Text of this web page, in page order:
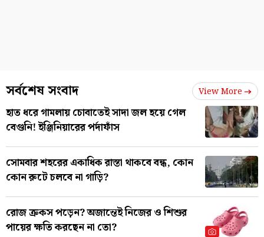
সর্বশেষ সংবাদ View More
হাত ধরে গামলায় চোবাতেই সাদা জল হয়ে গেল
বেগুনি! ইঞ্জিনিয়ারের পর্দাফাঁস
সোমবার শহরের একাধিক রাস্তা থাকবে বন্ধ, কোন
কোন রুটে চলবে না গাড়ি?
রোজ ক্রকস পড়েন? অজান্তেই নিজের ও শিশুর
পায়ের ক্ষতি করছেন না তো?